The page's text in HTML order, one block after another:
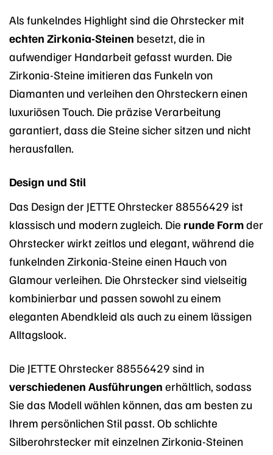
Als funkelndes Highlight sind die Ohrstecker mit
echten Zirkonia-Steinen besetzt, die in
aufwendiger Handarbeit gefasst wurden. Die
Zirkonia-Steine imitieren das Funkeln von
Diamanten und verleihen den Ohrsteckern einen
luxuriösen Touch. Die präzise Verarbeitung
garantiert, dass die Steine sicher sitzen und nicht
herausfallen.
Design und Stil
Das Design der JETTE Ohrstecker 88556429 ist
klassisch und modern zugleich. Die runde Formder
Ohrstecker wirkt zeitlos und elegant, während die
funkelnden Zirkonia-Steine einen Hauch von
Glamour verleihen. Die Ohrstecker sind vielseitig
kombinierbar und passen sowohl zu einem
eleganten Abendkleid als auch zu einem lässigen
Alltagslook.
Die JETTE Ohrstecker 88556429 sind in
verschiedenen Ausführungen erhältlich, sodass
Sie das Modell wählen können, das am besten zu
Ihrem persönlichen Stil passt. Ob schlichte
Silberohrstecker mit einzelnen Zirkonia-Steinen